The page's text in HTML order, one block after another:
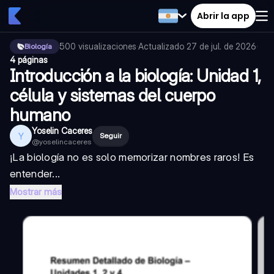
Abrir la app
Biología 500 visualizaciones·Actualizado 27 de jul. de 2026·
4 páginas
Introducción a la biología: Unidad 1,
célula y sistemas del cuerpo
humano
Y Yoselin Caceres
@yoselincaceres
Seguir
¡La biología no es solo memorizar nombres raros! Es
entender...
Mostrar más